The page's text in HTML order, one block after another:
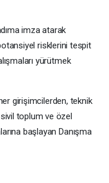
imza atarak
risklerini tespit
yürütmek
girişimcilerden, teknik
toplum ve özel
başlayan Danışma